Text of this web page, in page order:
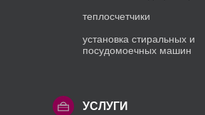
теплосчетчики
установка стиральных и
посудомоечных машин
УСЛУГИ